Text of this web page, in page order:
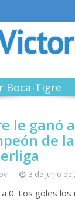
Boca-Tigre
le ganó
de
3 de junio de
a 0. Los goles